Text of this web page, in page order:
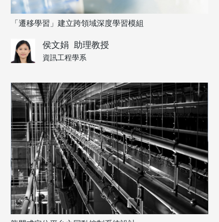
「遷移學習」建立跨領域深度學習模組
侯文娟 助理教授
資訊工程學系